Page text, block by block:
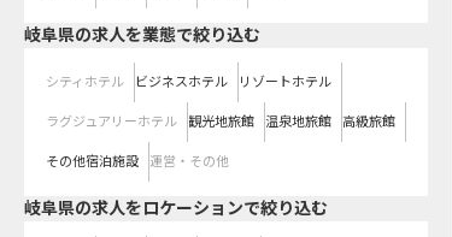
岐阜県の求人を業態で絞り込む
シティホテル ビジネスホテル リゾートホテル
ラグジュアリーホテル 観光地旅館 温泉地旅館 高級旅館
その他宿泊施設 運営・その他
岐阜県の求人をロケーションで絞り込む